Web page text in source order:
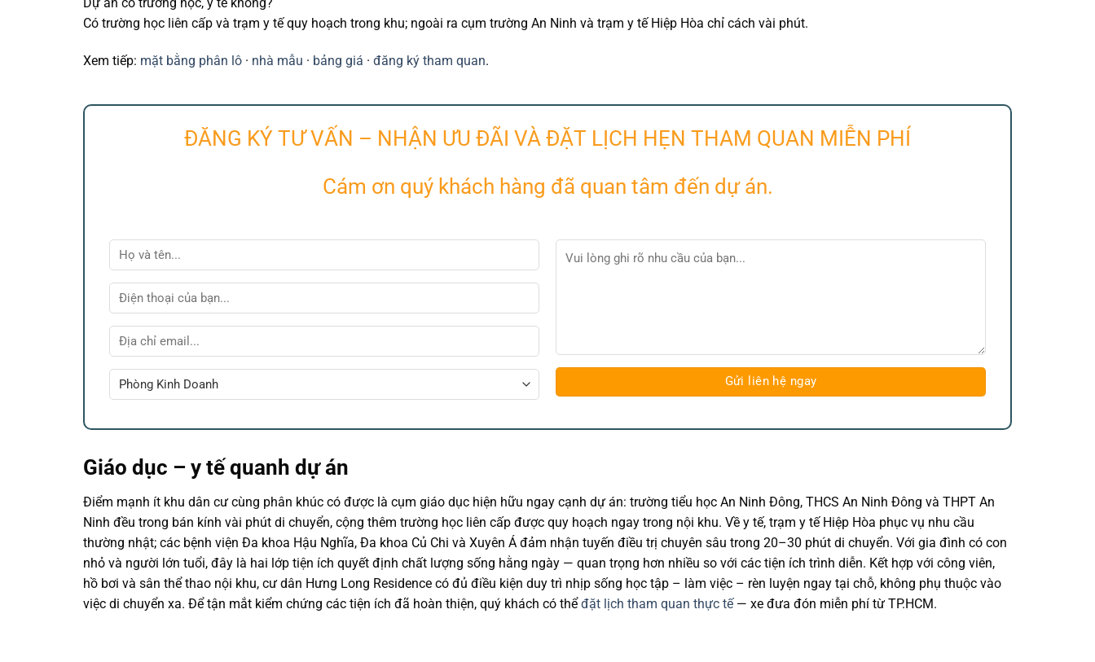
Dự án có trường học, y tế không?
Có trường học liên cấp và trạm y tế quy hoạch trong khu; ngoài ra cụm trường An Ninh và trạm y tế Hiệp Hòa chỉ cách vài phút.
Xem tiếp: mặt bằng phân lô · nhà mẫu · bảng giá · đăng ký tham quan.
ĐĂNG KÝ TƯ VẤN – NHẬN ƯU ĐÃI VÀ ĐẶT LỊCH HẸN THAM QUAN MIỄN PHÍ
Cám ơn quý khách hàng đã quan tâm đến dự án.
Giáo dục – y tế quanh dự án
Điểm mạnh ít khu dân cư cùng phân khúc có được là cụm giáo dục hiện hữu ngay cạnh dự án: trường tiểu học An Ninh Đông, THCS An Ninh Đông và THPT An
Ninh đều trong bán kính vài phút di chuyển, cộng thêm trường học liên cấp được quy hoạch ngay trong nội khu. Về y tế, trạm y tế Hiệp Hòa phục vụ nhu cầu
thường nhật; các bệnh viện Đa khoa Hậu Nghĩa, Đa khoa Củ Chi và Xuyên Á đảm nhận tuyến điều trị chuyên sâu trong 20–30 phút di chuyển. Với gia đình có con
nhỏ và người lớn tuổi, đây là hai lớp tiện ích quyết định chất lượng sống hằng ngày — quan trọng hơn nhiều so với các tiện ích trình diễn. Kết hợp với công viên,
hồ bơi và sân thể thao nội khu, cư dân Hưng Long Residence có đủ điều kiện duy trì nhịp sống học tập – làm việc – rèn luyện ngay tại chỗ, không phụ thuộc vào
việc di chuyển xa. Để tận mắt kiểm chứng các tiện ích đã hoàn thiện, quý khách có thểđặt lịch tham quan thực tế— xe đưa đón miễn phí từ TP.HCM.